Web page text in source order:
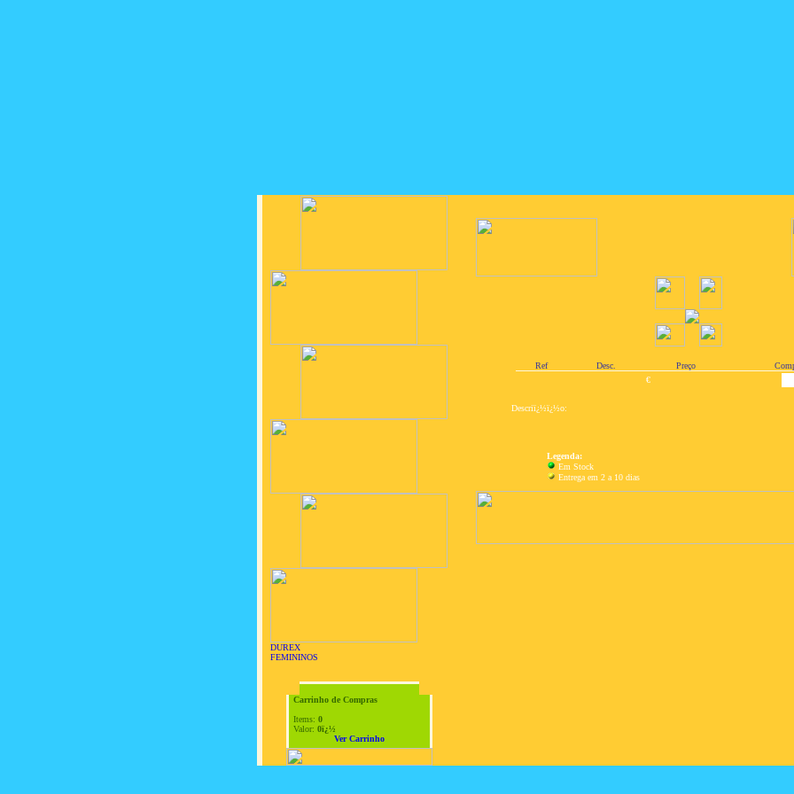
DUREX
FEMININOS
Carrinho de Compras
Items: 0
Valor: 0ï¿½
Ver Carrinho
Ref Desc. Preço
€
Descriï¿½ï¿½o:
Legenda:
Em Stock
Entrega em 2 a 10 dias